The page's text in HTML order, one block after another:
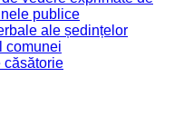
publice
ale ședințelor
comunei
căsătorie